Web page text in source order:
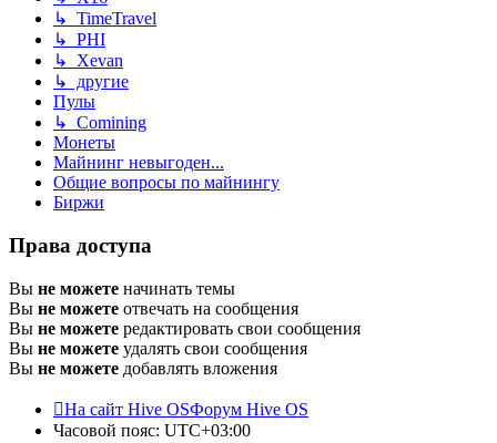
↳ TimeTravel
↳ PHI
↳ Xevan
↳ другие
Пулы
↳ Comining
Монеты
Майнинг невыгоден...
Общие вопросы по майнингу
Биржи
Права доступа
Вы не можете начинать темы
Вы не можете отвечать на сообщения
Вы не можете редактировать свои сообщения
Вы не можете удалять свои сообщения
Вы не можете добавлять вложения
На сайт Hive OSФорум Hive OS
Часовой пояс: UTC+03:00